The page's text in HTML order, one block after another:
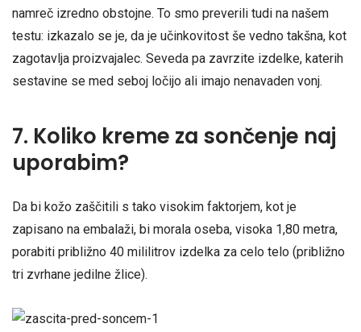
namreč izredno obstojne. To smo preverili tudi na našem
testu: izkazalo se je, da je učinkovitost še vedno takšna, kot
zagotavlja proizvajalec. Seveda pa zavrzite izdelke, katerih
sestavine se med seboj ločijo ali imajo nenavaden vonj.
7. Koliko kreme za sončenje naj
uporabim?
Da bi kožo zaščitili s tako visokim faktorjem, kot je
zapisano na embalaži, bi morala oseba, visoka 1,80 metra,
porabiti približno 40 mililitrov izdelka za celo telo (približno
tri zvrhane jedilne žlice).